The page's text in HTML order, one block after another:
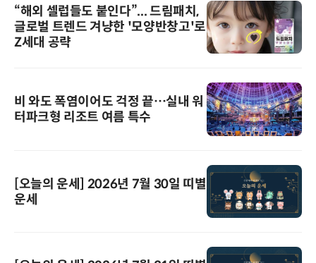
“해외 셀럽들도 붙인다”... 드림패치,
글로벌 트렌드 겨냥한 '모양반창고'로
Z세대 공략
비 와도 폭염이어도 걱정 끝…실내 워
터파크형 리조트 여름 특수
[오늘의 운세] 2026년 7월 30일 띠별
운세